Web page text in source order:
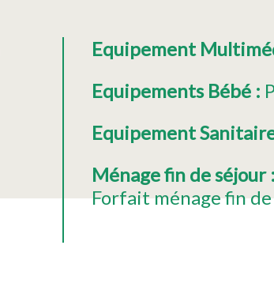
Equipement
Equipements Bébé :
Equipement
Ménage fin de séjour :
Forfait ménage fin